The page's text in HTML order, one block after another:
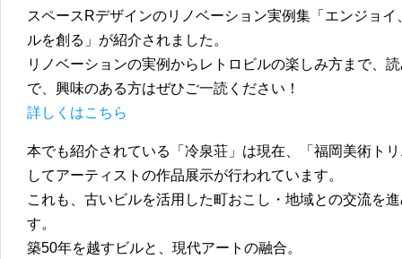
スペースRデザインのリノベーション実例集「エンジョ
ルを創る」が紹介されました。
リノベーションの実例からレトロビルの楽しみ方まで、
で、興味のある方はぜひご一読ください！
詳しくはこちら
本でも紹介されている「冷泉荘」は現在、「福岡美術ト
してアーティストの作品展示が行われています。
これも、古いビルを活用した町おこし・地域との交流を
す。
築50年を越すビルと、現代アートの融合。